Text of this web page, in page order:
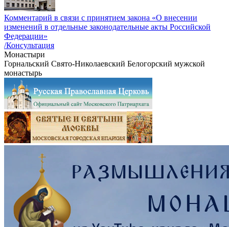
Комментарий в связи с принятием закона «О внесении
изменений в отдельные законодательные акты Российской
Федерации»
/Консультация
Монастыри
Горнальский Свято-Николаевский Белогорский мужской
монастырь